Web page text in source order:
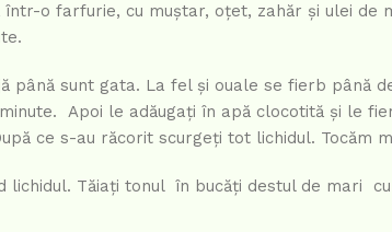
o farfurie, cu muștar, oțet, zahăr și ulei de
până sunt gata. La fel și ouale se fierb până
Apoi le adăugați în apă clocotită și le
ce s-au răcorit scurgeți tot lichidul. Tocăm
Tăiați tonul în bucăți destul de mari